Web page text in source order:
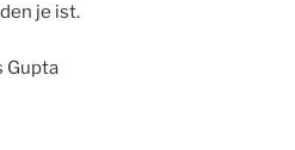
je ist.
Gupta